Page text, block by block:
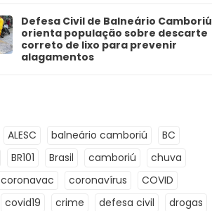
Defesa Civil de Balneário Camboriú
orienta população sobre descarte
correto de lixo para prevenir
alagamentos
ALESC balneário camboriú
BC
BR101 Brasil camboriú
chuva
coronavac coronavírus
COVID
covid19 crime defesa civil
drogas